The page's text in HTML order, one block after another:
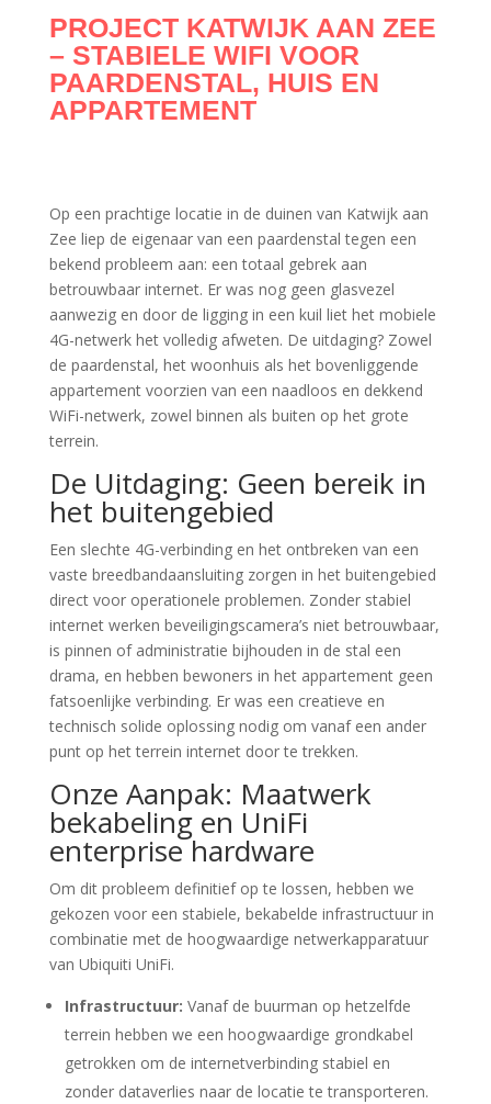
PROJECT KATWIJK AAN ZEE
– STABIELE WIFI VOOR
PAARDENSTAL, HUIS EN
APPARTEMENT
Op een prachtige locatie in de duinen van Katwijk aan
Zee liep de eigenaar van een paardenstal tegen een
bekend probleem aan: een totaal gebrek aan
betrouwbaar internet. Er was nog geen glasvezel
aanwezig en door de ligging in een kuil liet het mobiele
4G-netwerk het volledig afweten. De uitdaging? Zowel
de paardenstal, het woonhuis als het bovenliggende
appartement voorzien van een naadloos en dekkend
WiFi-netwerk, zowel binnen als buiten op het grote
terrein.
De Uitdaging: Geen bereik in
het buitengebied
Een slechte 4G-verbinding en het ontbreken van een
vaste breedbandaansluiting zorgen in het buitengebied
direct voor operationele problemen. Zonder stabiel
internet werken beveiligingscamera’s niet betrouwbaar,
is pinnen of administratie bijhouden in de stal een
drama, en hebben bewoners in het appartement geen
fatsoenlijke verbinding. Er was een creatieve en
technisch solide oplossing nodig om vanaf een ander
punt op het terrein internet door te trekken.
Onze Aanpak: Maatwerk
bekabeling en UniFi
enterprise hardware
Om dit probleem definitief op te lossen, hebben we
gekozen voor een stabiele, bekabelde infrastructuur in
combinatie met de hoogwaardige netwerkapparatuur
van Ubiquiti UniFi.
Infrastructuur: Vanaf de buurman op hetzelfde
terrein hebben we een hoogwaardige grondkabel
getrokken om de internetverbinding stabiel en
zonder dataverlies naar de locatie te transporteren.